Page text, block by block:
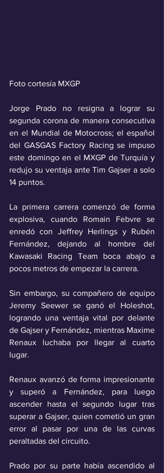
Foto cortesía MXGP
Jorge Prado no resigna a lograr su
segunda corona de manera consecutiva
en el Mundial de Motocross; el español
del GASGAS Factory Racing se impuso
este domingo en el MXGP de Turquía y
redujo su ventaja ante Tim Gajser a solo
14 puntos.
La primera carrera comenzó de forma
explosiva, cuando Romain Febvre se
enredó con Jeffrey Herlings y Rubén
Fernández, dejando al hombre del
Kawasaki Racing Team boca abajo a
pocos metros de empezar la carrera.
Sin embargo, su compañero de equipo
Jeremy Seewer se ganó el Holeshot,
logrando una ventaja vital por delante
de Gajser y Fernández, mientras Maxime
Renaux luchaba por llegar al cuarto
lugar.
Renaux avanzó de forma impresionante
y superó a Fernández, para luego
ascender hasta el segundo lugar tras
superar a Gajser, quien cometió un gran
error al pasar por una de las curvas
peraltadas del circuito.
Prado por su parte había ascendido al